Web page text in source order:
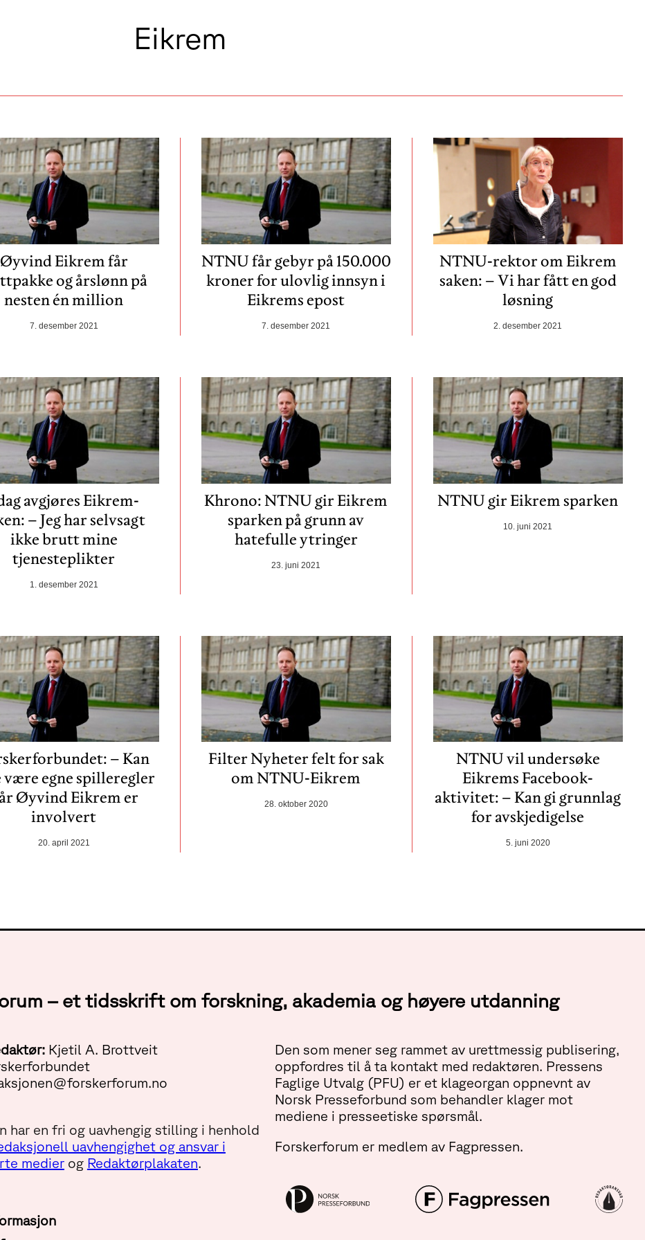
Eikrem
Øyvind Eikrem får
og årslønn på
nesten én million
7. desember 2021
NTNU får gebyr på 150.000
kroner for ulovlig innsyn i
Eikrems epost
7. desember 2021
NTNU-rektor om Eikrem
saken: – Vi har fått en god
løsning
2. desember 2021
avgjøres Eikrem-
– Jeg har selvsagt
ikke brutt mine
tjenesteplikter
1. desember 2021
Khrono: NTNU gir Eikrem
sparken på grunn av
hatefulle ytringer
23. juni 2021
NTNU gir Eikrem sparken
10. juni 2021
– Kan
være egne spilleregler
Øyvind Eikrem er
involvert
20. april 2021
Filter Nyheter felt for sak
om NTNU-Eikrem
28. oktober 2020
NTNU vil undersøke
Eikrems Facebook-
aktivitet: – Kan gi grunnlag
for avskjedigelse
5. juni 2020
– et tidsskrift om forskning, akademia og høyere utdanning
Kjetil A. Brottveit
har en fri og uavhengig stilling i henhold
uavhengighet og ansvar i
medierog Redaktørplakaten.
Den som mener seg rammet av urettmessig publisering,
oppfordres til å ta kontakt med redaktøren. Pressens
Faglige Utvalg (PFU) er et klageorgan oppnevnt av
Norsk Presseforbund som behandler klager mot
mediene i presseetiske spørsmål.
Forskerforum er medlem av Fagpressen.